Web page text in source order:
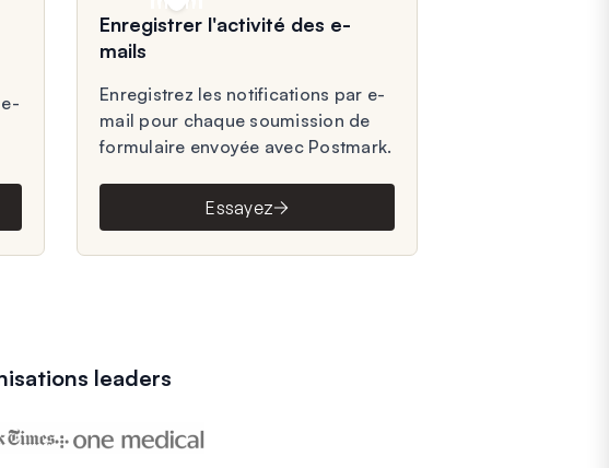
Enregistrer l'activité des e-
mails
Enregistrez les notifications par e-
mail pour chaque soumission de
formulaire envoyée avec Postmark.
Essayez
leaders